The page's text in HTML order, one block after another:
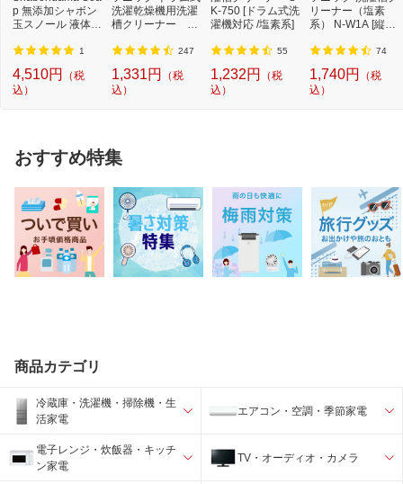
p 無添加シャボン
玉スノール 液体タ
1
4,510円
（税
込）
洗濯乾燥機用洗濯
槽クリーナー N-
濯...
247
1,331円
（税
込）
K-750 [ドラム式洗
濯機対応 /塩素系]
55
1,232円
（税
込）
リーナー（塩素
系） N-W1A [縦型
系...
74
1,740円
（税
込）
おすすめ特集
商品カテゴリ
冷蔵庫・洗濯機・掃除機・生
活家電
エアコン・空調・季節家電
電子レンジ・炊飯器・キッチ
ン家電
TV・オーディオ・カメラ